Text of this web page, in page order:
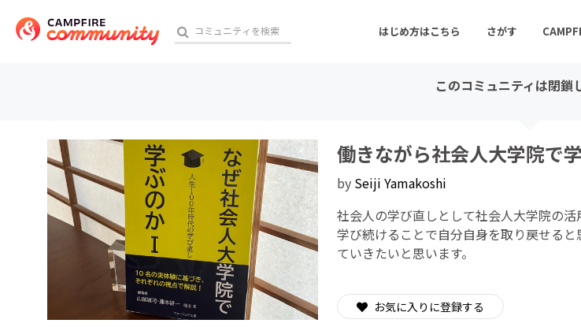
はじめ方はこちら さがす
おすすめのコミュニティ
アート・写真 音楽
テクノロジー・ガジェット
ゲーム・サービス開発
映像・映画
書籍・雑誌出版
ビジネス・起業
チャレンジ
このコミュニティは閉鎖
働きながら社会人大学院で
by Seiji Yamakoshi
社会人の学び直しとして社会人大学院の
学び続けることで自分自身を取り戻せる
ていきたいと思います。
お気に入りに登録する